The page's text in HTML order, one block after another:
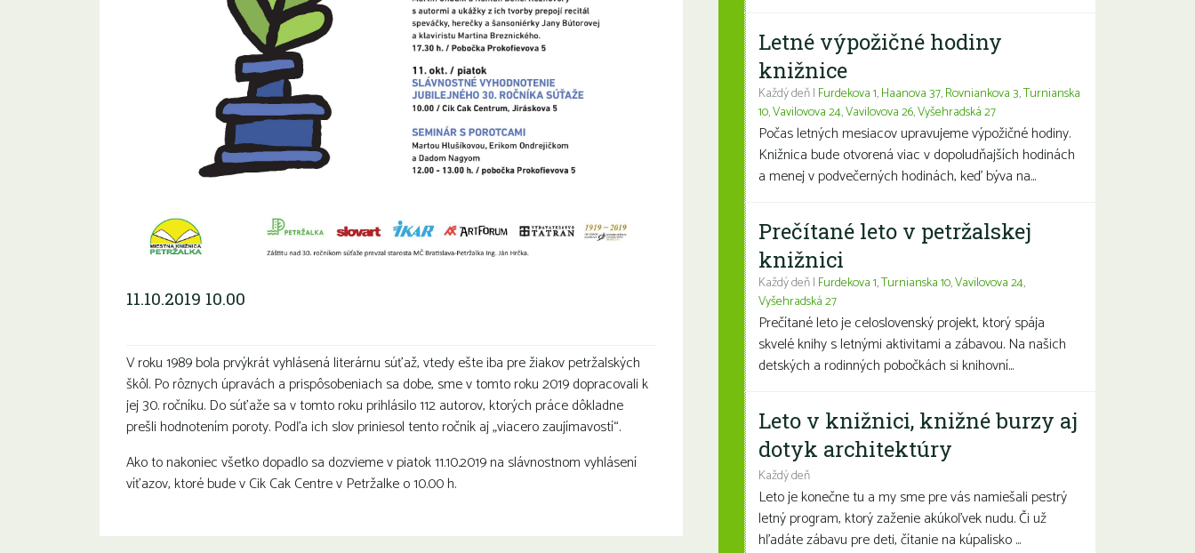
11.10.2019 10.00
V roku 1989 bola prvýkrát vyhlásená literárnu súťaž, vtedy ešte iba pre žiakov petržalských
škôl. Po rôznych úpravách a prispôsobeniach sa dobe, sme v tomto roku 2019 dopracovali k
jej 30. ročníku. Do súťaže sa v tomto roku prihlásilo 112 autorov, ktorých práce dôkladne
prešli hodnotením poroty. Podľa ich slov priniesol tento ročník aj „viacero zaujímavostí“.
Ako to nakoniec všetko dopadlo sa dozvieme v piatok 11.10.2019 na slávnostnom vyhlásení
víťazov, ktoré bude v Cik Cak Centre v Petržalke o 10.00 h.
Letné výpožičné hodiny
knižnice
Každý deň | Furdekova 1,Haanova 37,Rovniankova 3,Turnianska
10,Vavilovova 24,Vavilovova 26,Vyšehradská 27
Počas letných mesiacov upravujeme výpožičné hodiny.
Knižnica bude otvorená viac v dopoludňajších hodinách
a menej v podvečerných hodinách, keď býva na...
Prečítané leto v petržalskej
knižnici
Každý deň | Furdekova 1,Turnianska 10,Vavilovova 24,
Vyšehradská 27
Prečítané leto je celoslovenský projekt, ktorý spája
skvelé knihy s letnými aktivitami a zábavou. Na našich
detských a rodinných pobočkách si knihovní...
Leto v knižnici, knižné burzy aj
dotyk architektúry
Každý deň
Leto je konečne tu a my sme pre vás namiešali pestrý
letný program, ktorý zaženie akúkoľvek nudu. Či už
hľadáte zábavu pre deti, čítanie na kúpalisko ...